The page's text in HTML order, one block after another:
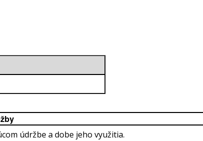
údržbe a dobe jeho využitia.